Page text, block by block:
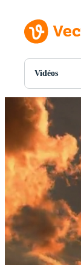
Vidéos
Toutes
Photos
PSDs
SVGs
Modèles
Vecteurs
Vidéos
Motion
Images